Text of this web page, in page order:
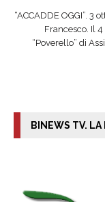
“ACCADDE OGGI”. 3
Francesco. Il
“Poverello” di
BINEWS TV.